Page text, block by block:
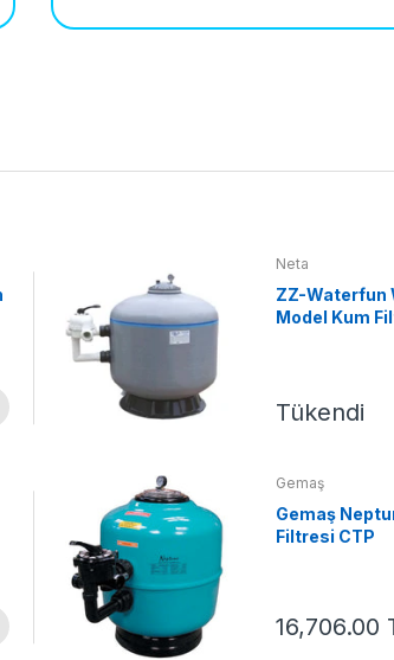
alırken
Havuz Kimyasalları neden
Neta
ZZ-Waterfun
Model Kum
Tükendi
Gemaş
Gemaş
Filtresi CTP
16,706.00